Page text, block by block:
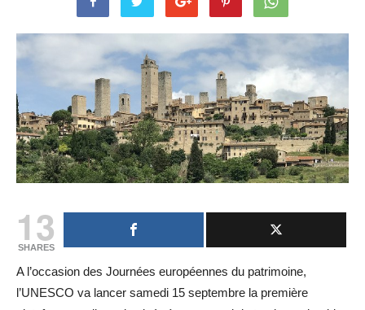
13
SHARES
A l’occasion des Journées européennes du patrimoine,
l’UNESCO va lancer samedi 15 septembre la première